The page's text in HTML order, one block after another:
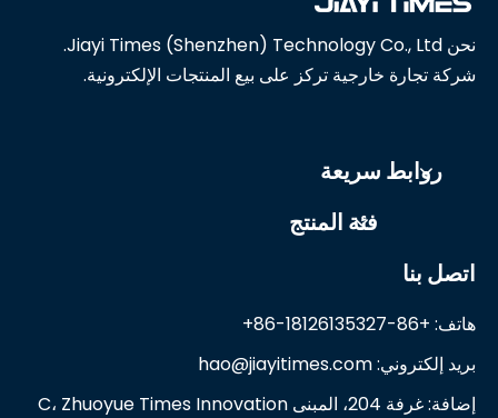
نحن Jiayi Times (Shenzhen) Technology Co., Ltd.
شركة تجارة خارجية تركز على بيع المنتجات الإلكترونية.
روابط سريعة
فئة المنتج
اتصل بنا
هاتف: +86-18126135327-86+
بريد إلكتروني:hao@jiayitimes.com
إضافة: غرفة 204، المبنى C، Zhuoyue Times Innovation